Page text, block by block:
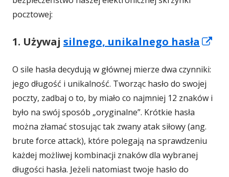
pocztowej:
1. Używaj silnego, unikalnego hasła
O sile hasła decydują w głównej mierze dwa czynniki:
jego długość i unikalność. Tworząc hasło do swojej
poczty, zadbaj o to, by miało co najmniej 12 znaków i
było na swój sposób „oryginalne”. Krótkie hasła
można złamać stosując tak zwany atak siłowy (ang.
brute force attack), które polegają na sprawdzeniu
każdej możliwej kombinacji znaków dla wybranej
długości hasła. Jeżeli natomiast twoje hasło do